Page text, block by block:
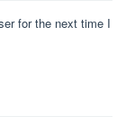
for the next time I